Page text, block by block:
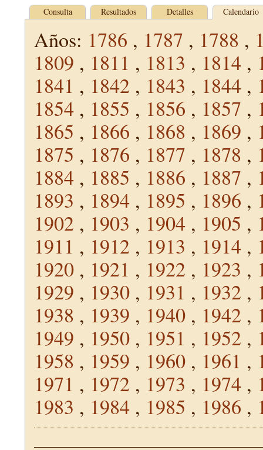
Consulta Resultados Detalles Calendario
Años: 1786 , 1787 , 1788 ,
1809 , 1811 , 1813 , 1814 ,
1841 , 1842 , 1843 , 1844 ,
1854 , 1855 , 1856 , 1857 ,
1865 , 1866 , 1868 , 1869 ,
1875 , 1876 , 1877 , 1878 ,
1884 , 1885 , 1886 , 1887 ,
1893 , 1894 , 1895 , 1896 ,
1902 , 1903 , 1904 , 1905 ,
1911 , 1912 , 1913 , 1914 ,
1920 , 1921 , 1922 , 1923 ,
1929 , 1930 , 1931 , 1932 ,
1938 , 1939 , 1940 , 1942 ,
1949 , 1950 , 1951 , 1952 ,
1958 , 1959 , 1960 , 1961 ,
1971 , 1972 , 1973 , 1974 ,
1983 , 1984 , 1985 , 1986 ,